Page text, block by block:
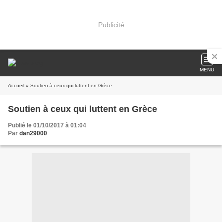
Publicité
MENU
Accueil » Soutien à ceux qui luttent en Grèce
Soutien à ceux qui luttent en Grèce
Publié le 01/10/2017 à 01:04
Par dan29000